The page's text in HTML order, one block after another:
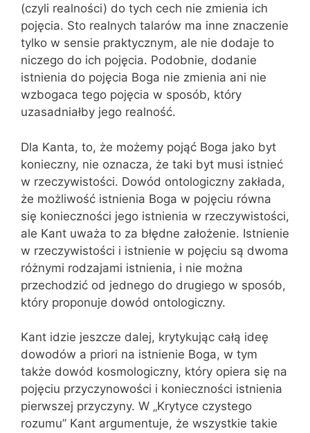
(czyli realności) do tych cech nie zmienia ich
pojęcia. Sto realnych talarów ma inne znaczenie
tylko w sensie praktycznym, ale nie dodaje to
niczego do ich pojęcia. Podobnie, dodanie
istnienia do pojęcia Boga nie zmienia ani nie
wzbogaca tego pojęcia w sposób, który
uzasadniałby jego realność.
Dla Kanta, to, że możemy pojąć Boga jako byt
konieczny, nie oznacza, że taki byt musi istnieć
w rzeczywistości. Dowód ontologiczny zakłada,
że możliwość istnienia Boga w pojęciu równa
się konieczności jego istnienia w rzeczywistości,
ale Kant uważa to za błędne założenie. Istnienie
w rzeczywistości i istnienie w pojęciu są dwoma
różnymi rodzajami istnienia, i nie można
przechodzić od jednego do drugiego w sposób,
który proponuje dowód ontologiczny.
Kant idzie jeszcze dalej, krytykując całą ideę
dowodów a priori na istnienie Boga, w tym
także dowód kosmologiczny, który opiera się na
pojęciu przyczynowości i konieczności istnienia
pierwszej przyczyny. W „Krytyce czystego
rozumu” Kant argumentuje, że wszystkie takie